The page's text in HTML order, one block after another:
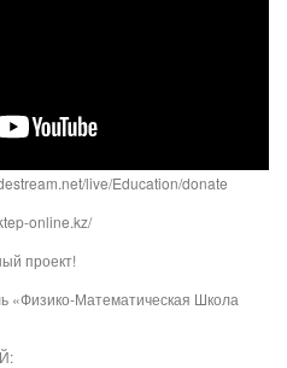
live/Education/donate
online.kz/
проект!
«Физико-Математическая Школа